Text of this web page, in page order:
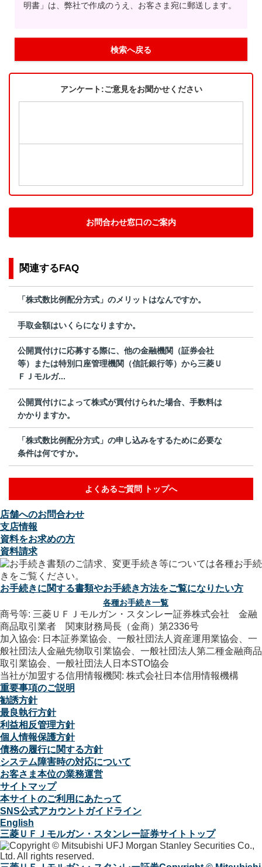
明書」は、弊社で作成のうえ、お客さま宛に郵送します。
検索へ戻る
アンケート:ご意見をお聞かせください
お問合わせ窓口のご案内
関連するFAQ
「株式数比例配分方式」のメリットはなんですか。
手取金額はいくらになりますか。
公開買付けに応募する際に、他の金融機関（証券会社
等）または特別口座管理機関（信託銀行等）から三菱Ｕ
ＦＪモルガ...
公開買付けによって株式が買付けられた場合、手数料は
かかりますか。
「株式数比例配分方式」の申し込みをするために必要な
条件は何ですか。
よくあるご質問 トップへ
店舗へのお問合わせ
支店情報
資料をお求めの方
資料請求
お手続きに関する書類やお手続き方法をご覧になりたい方
各種お手続き一覧
商号等: 三菱ＵＦＪモルガン・スタンレー証券株式会社 金融
商品取引業者 関東財務局長（金商）第2336号
加入協会: 日本証券業協会、一般社団法人資産運用業協会、一
般社団法人金融先物取引業協会、一般社団法人第二種金融商品
取引業協会、一般社団法人日本STO協会
当社が加盟する信用情報機関: 株式会社日本信用情報機構
重要事項のご説明
勧誘方針
最良執行方針
利益相反管理方針
個人情報保護方針
債務の履行に関する方針
システム障害時の対応について
お客さま本位の業務運営
サイトマップ
本サイトのご利用にあたって
SNS公式アカウントガイドライン
English
三菱ＵＦＪモルガン・スタンレー証券サイトトップ